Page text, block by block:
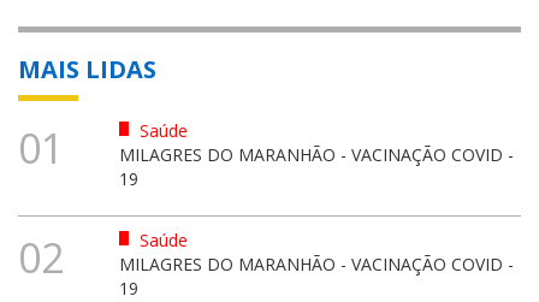
MAIS LIDAS
01
Saúde
MILAGRES DO MARANHÃO - VACINAÇÃO COVID -
19
02
Saúde
MILAGRES DO MARANHÃO - VACINAÇÃO COVID -
19